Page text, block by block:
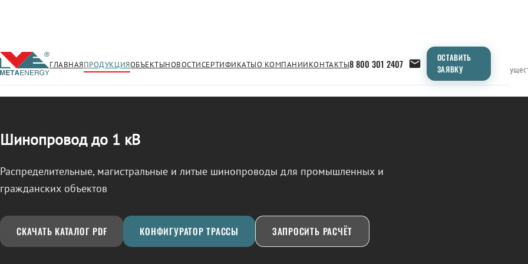
ГЛАВНАЯПРОДУКЦИЯОБЪЕКТЫНОВОСТИСЕРТИФИКАТЫО КОМПАНИИКОНТАКТЫ8 800 301 2407
ОСТАВИТЬ
ЗАЯВКУ
← Продукция/ШИНОПРОВОД Применение Продукция ТипоразмерыСравнение
Шинопровод до 1 кВ
Распределительные, магистральные и литые шинопроводы для промышленных и
гражданских объектов
СКАЧАТЬ КАТАЛОГ PDF КОНФИГУРАТОР ТРАССЫ ЗАПРОСИТЬ РАСЧЁТ